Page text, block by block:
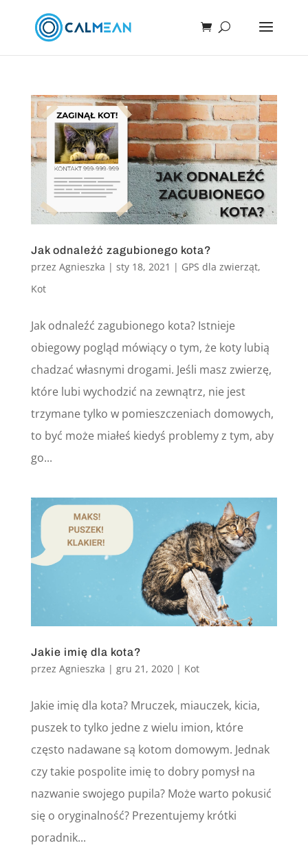
Jak odnaleźć zagubionego kota?
przez Agnieszka | sty 18, 2021 | GPS dla zwierząt,
Kot
Jak odnaleźć zagubionego kota? Istnieje
obiegowy pogląd mówiący o tym, że koty lubią
chadzać własnymi drogami. Jeśli masz zwierzę,
które lubi wychodzić na zewnątrz, nie jest
trzymane tylko w pomieszczeniach domowych,
to być może miałeś kiedyś problemy z tym, aby
go...
Jakie imię dla kota?
przez Agnieszka | gru 21, 2020| Kot
Jakie imię dla kota? Mruczek, miauczek, kicia,
puszek to tylko jedne z wielu imion, które
często nadawane są kotom domowym. Jednak
czy takie pospolite imię to dobry pomysł na
nazwanie swojego pupila? Może warto pokusić
się o oryginalność? Prezentujemy krótki
poradnik...